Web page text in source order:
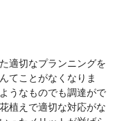
適切なプランニングを
てことがなくなりま
うなものでも調達がで
植えで適切な対応がな